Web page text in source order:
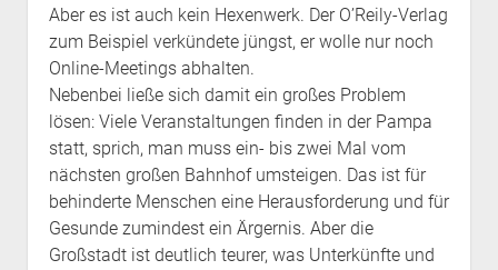
Aber es ist auch kein Hexenwerk. Der O’Reily-Verlag
zum Beispiel verkündete jüngst, er wolle nur noch
Online-Meetings abhalten.
Nebenbei ließe sich damit ein großes Problem
lösen: Viele Veranstaltungen finden in der Pampa
statt, sprich, man muss ein- bis zwei Mal vom
nächsten großen Bahnhof umsteigen. Das ist für
behinderte Menschen eine Herausforderung und für
Gesunde zumindest ein Ärgernis. Aber die
Großstadt ist deutlich teurer, was Unterkünfte und